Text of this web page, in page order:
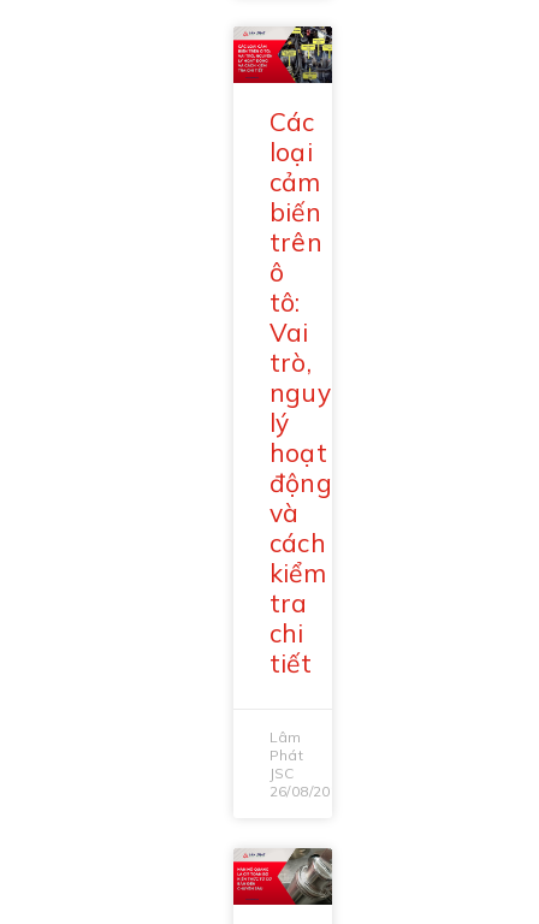
Các
loại
cảm
biến
trên
ô
tô:
Vai
trò,
nguyên
lý
hoạt
động
và
cách
kiểm
tra
chi
tiết
Lâm
Phát
JSC
26/08/2025